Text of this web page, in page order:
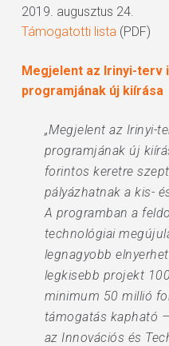
2019. augusztus 24.
Támogatotti lista(PDF)
Megjelent az Irinyi-terv
programjának új kiírása
„Megjelent az Irinyi-
programjának új
forintos keretre
pályázhatnak a kis-
A programban a
technológiai
legnagyobb
legkisebb projekt
minimum 50 millió
támogatás kapható
az Innovációs és